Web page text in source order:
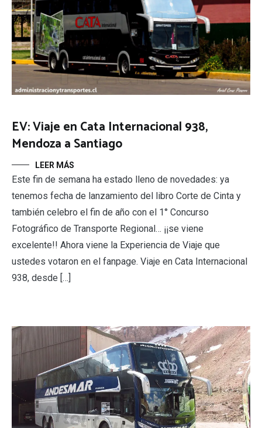
EV: Viaje en Cata Internacional 938,
Mendoza a Santiago
LEER MÁS
Este fin de semana ha estado lleno de novedades: ya
tenemos fecha de lanzamiento del libro Corte de Cinta y
también celebro el fin de año con el 1° Concurso
Fotográfico de Transporte Regional… ¡¡se viene
excelente!! Ahora viene la Experiencia de Viaje que
ustedes votaron en el fanpage. Viaje en Cata Internacional
938, desde […]